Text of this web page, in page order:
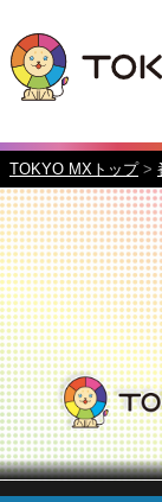
TOKYO MXトップ>